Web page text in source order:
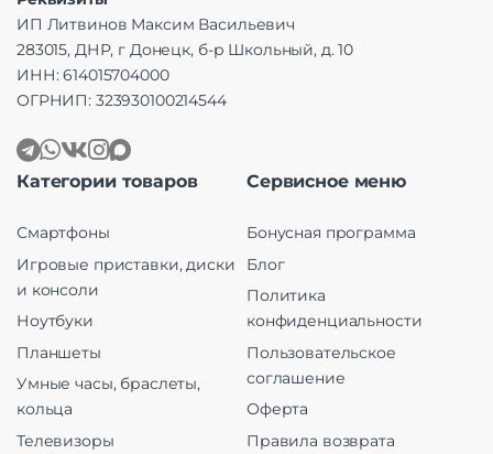
ИП Литвинов Максим Васильевич
283015, ДНР, г Донецк, б-р Школьный, д. 10
ИНН: 614015704000
ОГРНИП: 323930100214544
Категории товаров
Смартфоны
Игровые приставки, диски
и консоли
Ноутбуки
Планшеты
Умные часы, браслеты,
кольца
Телевизоры
Сервисное меню
Бонусная программа
Блог
Политика
конфиденциальности
Пользовательское
соглашение
Оферта
Правила возврата